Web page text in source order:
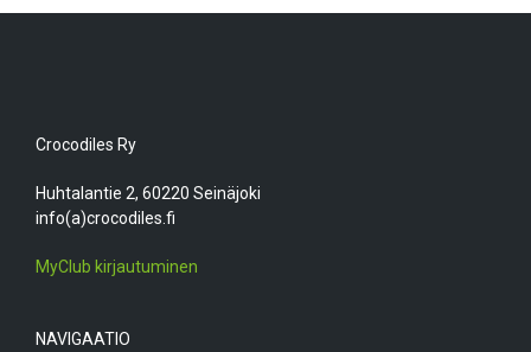
Crocodiles Ry
Huhtalantie 2, 60220 Seinäjoki
info(a)crocodiles.fi
MyClub kirjautuminen
NAVIGAATIO